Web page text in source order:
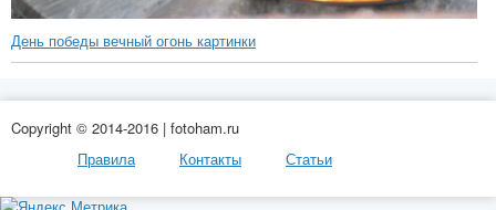
День победы вечный огонь картинки
Copyright © 2014-2016 | fotoham.ru
Правила
Контакты Статьи